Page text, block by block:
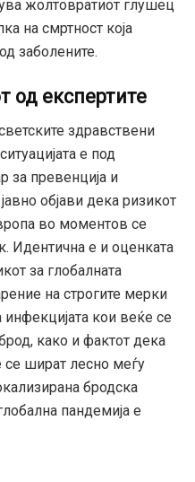
жолтовратиот глушец
на смртност која
заболените.
од експертите
здравствени
е под
за превенција и
објави дека ризикот
во моментов се
Идентична е и оценката
за глобалната
на строгите мерки
инфекцијата кои веќе се
како и фактот дека
се шират лесно меѓу
бродска
пандемија е